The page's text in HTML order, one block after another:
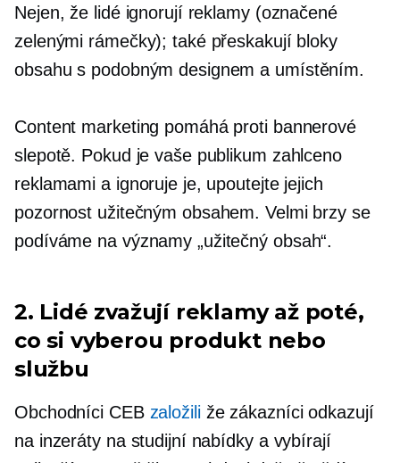
Nejen, že lidé ignorují reklamy (označené
zelenými rámečky); také přeskakují bloky
obsahu s podobným designem a umístěním.
Content marketing pomáhá proti bannerové
slepotě. Pokud je vaše publikum zahlceno
reklamami a ignoruje je, upoutejte jejich
pozornost užitečným obsahem. Velmi brzy se
podíváme na významy „užitečný obsah“.
2. Lidé zvažují reklamy až poté,
co si vyberou produkt nebo
službu
Obchodníci CEB založiliže zákazníci odkazují
na inzeráty na studijní nabídky a vybírají